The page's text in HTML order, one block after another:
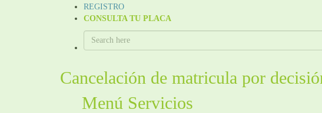
REGISTRO
CONSULTA TU PLACA
Cancelación de matricula por
Menú Servicios